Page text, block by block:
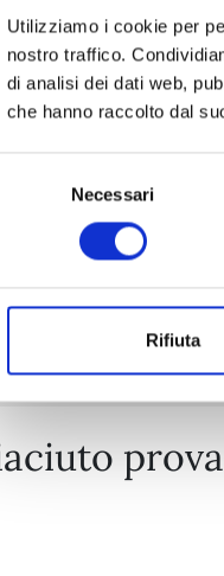
Utilizziamo i cookie per
nostro traffico.
di analisi dei dati web,
che hanno raccolto dal
Necessari
Rifiuta